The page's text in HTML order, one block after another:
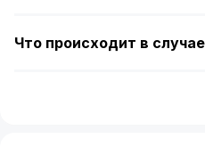
Что происходит в